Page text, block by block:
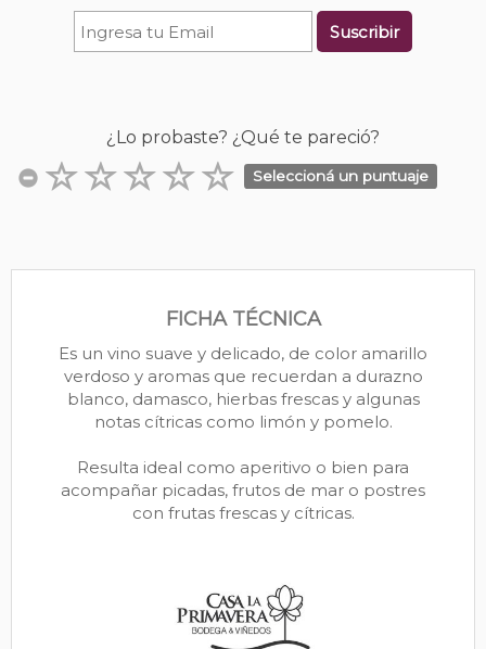
Suscribir
¿Lo probaste? ¿Qué te pareció?
Seleccioná un puntuaje
FICHA TÉCNICA
Es un vino suave y delicado, de color amarillo
verdoso y aromas que recuerdan a durazno
blanco, damasco, hierbas frescas y algunas
notas cítricas como limón y pomelo.
Resulta ideal como aperitivo o bien para
acompañar picadas, frutos de mar o postres
con frutas frescas y cítricas.